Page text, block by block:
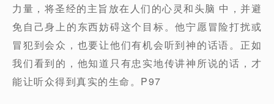
力量，将圣经的主旨放在人们的心灵和头脑 中，并避
免自己身上的东西妨碍这个目标。他宁愿冒险打扰或
冒犯到会众，也要让他们有机会听到神的话语。正如
我们看到的，他知道只有忠实地传讲神所说的话，才
能让听众得到真实的生命。P97